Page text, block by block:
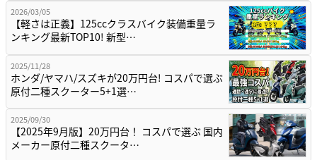
2026/03/05
【軽さは正義】125ccクラスバイク装備重量ラ
ンキング最新TOP10! 新型…
2025/11/28
ホンダ/ヤマハ/スズキが20万円台! コスパで選ぶ
原付二種スクーター5+1選…
2025/09/30
【2025年9月版】20万円台！ コスパで選ぶ 国内
メーカー原付二種スクータ…